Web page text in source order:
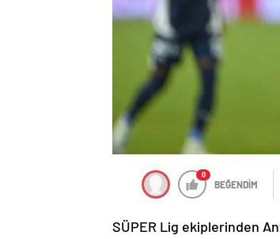
0
BEĞENDİM
SÜPER Lig ekiplerinden